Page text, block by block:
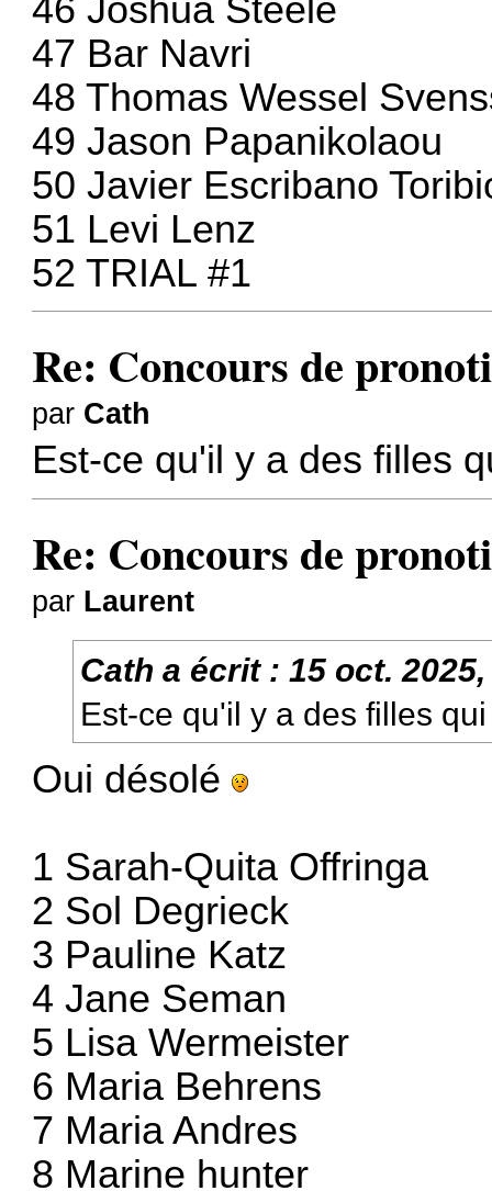
46 Joshua Steele
47 Bar Navri
48 Thomas Wessel
49 Jason Papanikolaou
50 Javier Escribano
51 Levi Lenz
52 TRIAL #1
Re: Concours de
par Cath
Est-ce qu'il y a des filles
Re: Concours de
par Laurent
Cath a écrit :15 oct.
Est-ce qu'il y a des filles
Oui désolé
1 Sarah-Quita Offringa
2 Sol Degrieck
3 Pauline Katz
4 Jane Seman
5 Lisa Wermeister
6 Maria Behrens
7 Maria Andres
8 Marine hunter